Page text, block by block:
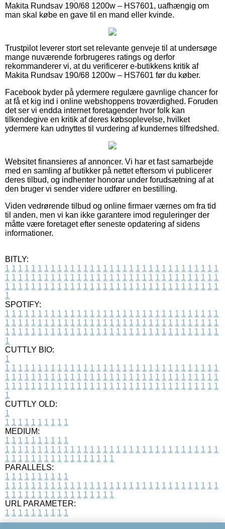
Makita Rundsav 190/68 1200w – HS7601, uafhængig om
man skal købe en gave til en mand eller kvinde.
Trustpilot leverer stort set relevante genveje til at undersøge
mange nuværende forbrugeres ratings og derfor
rekommanderer vi, at du verificerer e-butikkens kritik af
Makita Rundsav 190/68 1200w – HS7601 før du køber.
Facebook byder på ydermere regulære gavnlige chancer for
at få et kig ind i online webshoppens troværdighed. Foruden
det ser vi endda internet foretagender hvor folk kan
tilkendegive en kritik af deres købsoplevelse, hvilket
ydermere kan udnyttes til vurdering af kundernes tilfredshed.
Websitet finansieres af annoncer. Vi har et fast samarbejde
med en samling af butikker på nettet eftersom vi publicerer
deres tilbud, og indhenter honorar under forudsætning af at
den bruger vi sender videre udfører en bestilling.
Viden vedrørende tilbud og online firmaer værnes om fra tid
til anden, men vi kan ikke garantere imod reguleringer der
måtte være foretaget efter seneste opdatering af sidens
informationer.
BITLY:
1 1 1 1 1 1 1 1 1 1 1 1 1 1 1 1 1 1 1 1 1 1 1 1 1 1 1 1 1 1 1 1 1
1 1 1 1 1 1 1 1 1 1 1 1 1 1 1 1 1 1 1 1 1 1 1 1 1 1 1 1 1 1 1 1 1
1 1 1 1 1 1 1 1 1 1 1 1 1 1 1 1 1 1 1 1 1 1 1 1 1 1 1 1 1 1 1 1 1
1
SPOTIFY:
1 1 1 1 1 1 1 1 1 1 1 1 1 1 1 1 1 1 1 1 1 1 1 1 1 1 1 1 1 1 1 1 1
1 1 1 1 1 1 1 1 1 1 1 1 1 1 1 1 1 1 1 1 1 1 1 1 1 1 1 1 1 1 1 1 1
1 1 1 1 1 1 1 1 1 1 1 1 1 1 1 1 1 1 1 1 1 1 1 1 1 1 1 1 1 1 1 1 1
1
CUTTLY BIO:
1
1 1 1 1 1 1 1 1 1 1 1 1 1 1 1 1 1 1 1 1 1 1 1 1 1 1 1 1 1 1 1 1 1
1 1 1 1 1 1 1 1 1 1 1 1 1 1 1 1 1 1 1 1 1 1 1 1 1 1 1 1 1 1 1 1 1
1 1 1 1 1 1 1 1 1 1 1 1 1 1 1 1 1 1 1 1 1 1 1 1 1 1 1 1 1 1 1 1 1
1
CUTTLY OLD:
1
1 1 1 1 1 1 1 1 1 1
MEDIUM:
1 1 1 1 1 1 1 1 1 1
1 1 1 1 1 1 1 1 1 1 1 1 1 1 1 1 1 1 1 1 1 1 1 1 1 1 1 1 1 1 1 1 1
1 1 1 1 1 1 1 1 1 1 1 1 1 1 1 1 1
PARALLELS:
1 1 1 1 1 1 1 1 1 1
1 1 1 1 1 1 1 1 1 1 1 1 1 1 1 1 1 1 1 1 1 1 1 1 1 1 1 1 1 1 1 1 1
1 1 1 1 1 1 1 1 1 1 1 1 1 1 1 1 1
URL PARAMETER:
1 1 1 1 1 1 1 1 1 1